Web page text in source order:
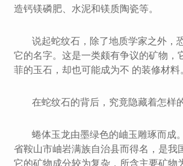
造钙镁磷肥、水泥和镁质陶瓷等。
说起蛇纹石，除了地质学家之外，
它的名字。这是一类颇有争议的矿物，
菲的玉石，却也可能成为不 的装修材料
在蛇纹石的背后，究竟隐藏着怎样
蜷体玉龙由墨绿色的岫玉雕琢而成
省鞍山市岫岩满族自治县而得名，是我
它的矿物成分较为复杂，所含主要矿物